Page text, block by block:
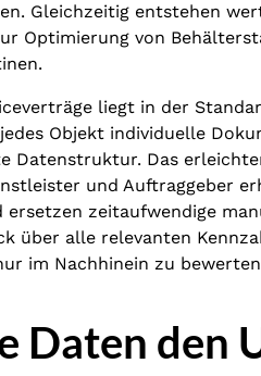
Gleichzeitig entstehen
Optimierung von
liegt in der
Objekt individuelle
Datenstruktur. Das
und Auftraggeber
ersetzen zeitaufwendige
über alle relevanten
im Nachhinein zu
Daten den